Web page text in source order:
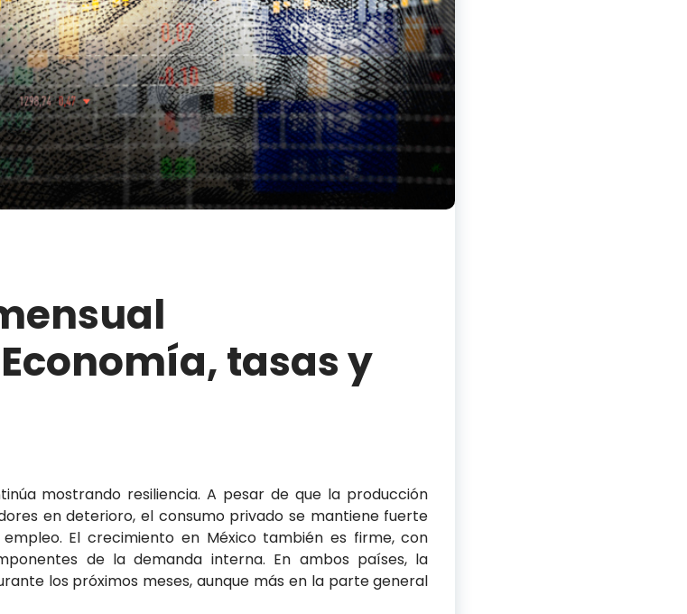
tasas y
mostrando resiliencia. A pesar de que la producción
en deterioro, el consumo privado se mantiene fuerte
El crecimiento en México también es firme, con
de la demanda interna. En ambos países, la
los próximos meses, aunque más en la parte general